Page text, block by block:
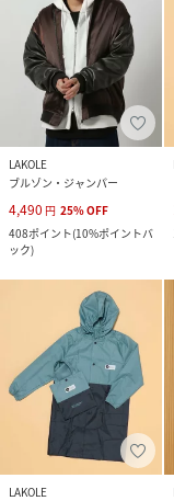
LAKOLE
ブルゾン・ジャンパー
4,490 円 25%OFF
408ポイント(10%ポイントバ
ック)
LAKOLE